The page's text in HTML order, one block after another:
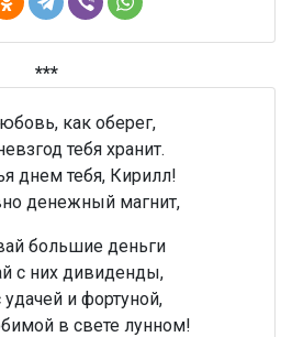
***
как оберег,
тебя хранит.
днем тебя, Кирилл!
денежный магнит,
большие деньги
с них дивиденды,
и фортуной,
в свете лунном!